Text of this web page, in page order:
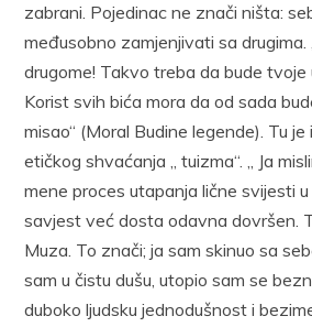
zabrani. Pojedinac ne znači ništa:
međusobno zamjenjivati sa drugima.
drugome! Takvo treba da bude tvoje
Korist svih bića mora da od sada
misao“ (Moral Budine legende). Tu
etičkog shvaćanja „ tuizma“. „ Ja
mene proces utapanja lične svijesti u
savjest već dosta odavna dovršen.
Muza. To znači; ja sam skinuo sa
sam u čistu dušu, utopio sam se
duboko ljudsku jednodušnost i